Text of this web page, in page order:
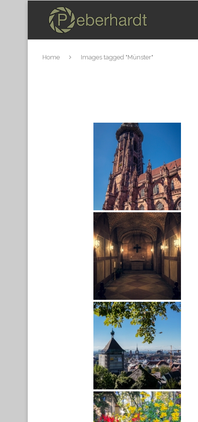
Home Images tagged "Münster"